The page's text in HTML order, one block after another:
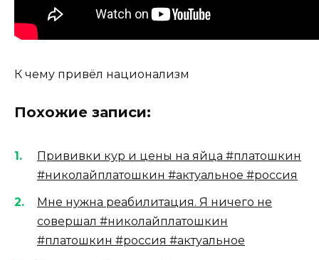
К чему привёл национализм
Похожие записи:
Прививки кур и цены на яйца #платошкин
#николайплатошкин #актуальное #россия
Мне нужна реабилитация. Я ничего не
совершал #николайплатошкин
#платошкин #россия #актуальное